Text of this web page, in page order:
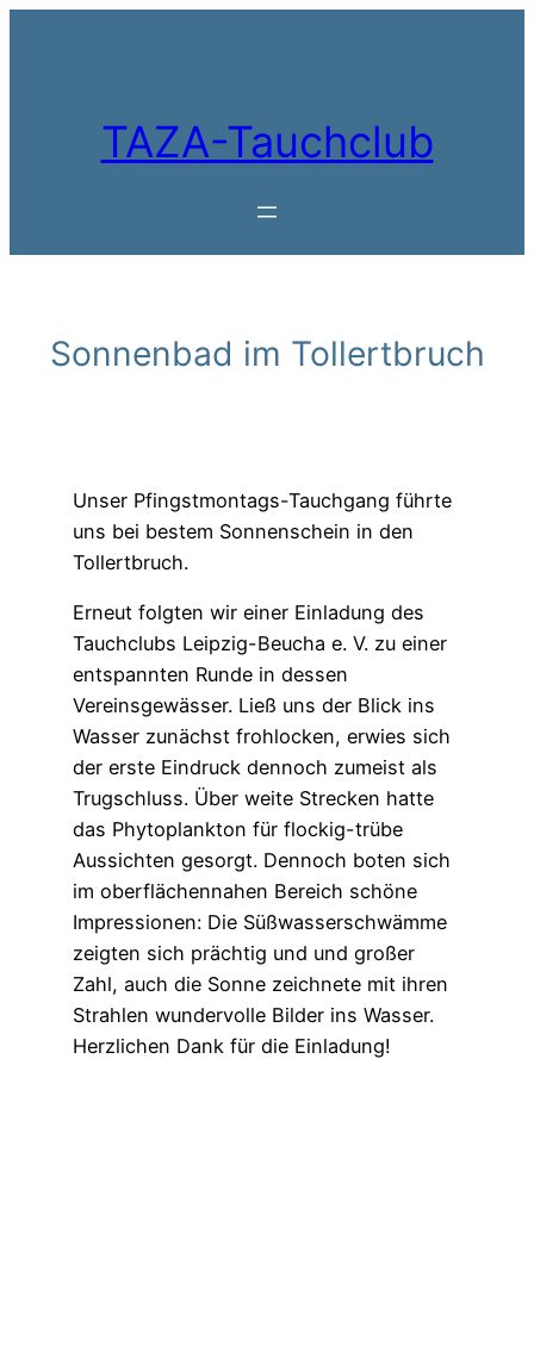
TAZA-Tauchclub
Sonnenbad im Tollertbruch
Unser Pfingstmontags-Tauchgang führte
uns bei bestem Sonnenschein in den
Tollertbruch.
Erneut folgten wir einer Einladung des
Tauchclubs Leipzig-Beucha e. V. zu einer
entspannten Runde in dessen
Vereinsgewässer. Ließ uns der Blick ins
Wasser zunächst frohlocken, erwies sich
der erste Eindruck dennoch zumeist als
Trugschluss. Über weite Strecken hatte
das Phytoplankton für flockig-trübe
Aussichten gesorgt. Dennoch boten sich
im oberflächennahen Bereich schöne
Impressionen: Die Süßwasserschwämme
zeigten sich prächtig und und großer
Zahl, auch die Sonne zeichnete mit ihren
Strahlen wundervolle Bilder ins Wasser.
Herzlichen Dank für die Einladung!